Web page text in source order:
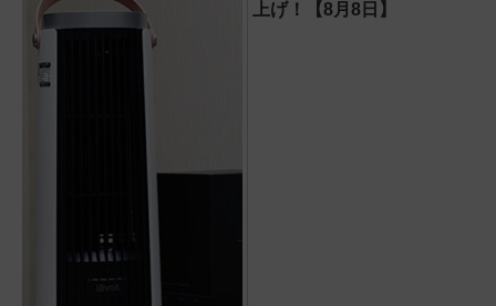
上げ！【8月8日】